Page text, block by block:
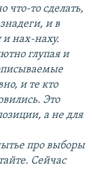
что-то сделать,
и в
и нах-наху.
глупая и
и те кто
Это
а не для
про выборы
Сейчас